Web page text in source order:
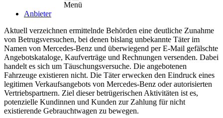
Menü
Anbieter
Aktuell verzeichnen ermittelnde Behörden eine deutliche Zunahme
von Betrugsversuchen, bei denen bislang unbekannte Täter im
Namen von Mercedes-Benz und überwiegend per E‑Mail gefälschte
Angebotskataloge, Kaufverträge und Rechnungen versenden. Dabei
handelt es sich um Täuschungsversuche. Die angebotenen
Fahrzeuge existieren nicht. Die Täter erwecken den Eindruck eines
legitimen Verkaufsangebots von Mercedes‑Benz oder autorisierten
Vertriebspartnern. Ziel dieser betrügerischen Aktivitäten ist es,
potenzielle Kundinnen und Kunden zur Zahlung für nicht
existierende Gebrauchtwagen zu bewegen.